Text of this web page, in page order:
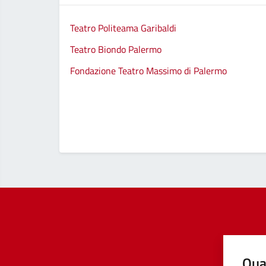
Teatro Politeama Garibaldi
Teatro Biondo Palermo
Fondazione Teatro Massimo di Palermo